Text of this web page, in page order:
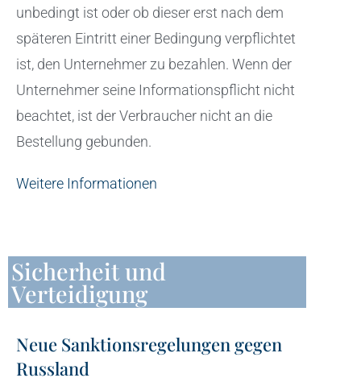
unbedingt ist oder ob dieser erst nach dem
späteren Eintritt einer Bedingung verpflichtet
ist, den Unternehmer zu bezahlen. Wenn der
Unternehmer seine Informationspflicht nicht
beachtet, ist der Verbraucher nicht an die
Bestellung gebunden.
Weitere Informationen
Sicherheit und
Verteidigung
Neue Sanktionsregelungen gegen
Russland